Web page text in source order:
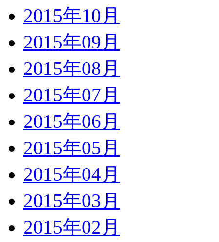
2015年10月
2015年09月
2015年08月
2015年07月
2015年06月
2015年05月
2015年04月
2015年03月
2015年02月